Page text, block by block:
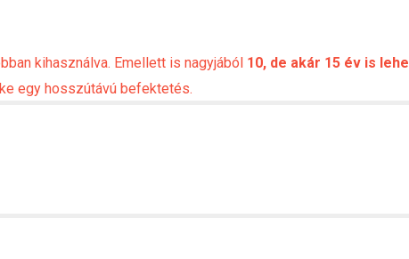
kihasználva. Emellett is nagyjából 10, de akár 15 év is
egy hosszútávú befektetés.